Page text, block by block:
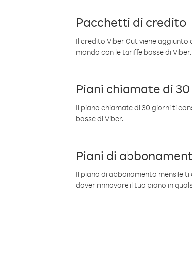
Pacchetti di credito
Il credito Viber Out viene
mondo con le tariffe basse di Viber.
Piani chiamate di
Il piano chiamate di 30 giorni ti
basse di Viber.
Piani di
Il piano di abbonamento mensile
dover rinnovare il tuo piano in